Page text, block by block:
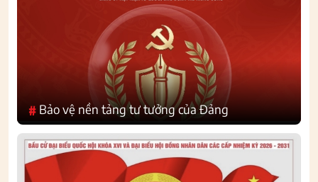
# Bảo vệ nền tảng tư tưởng của Đảng